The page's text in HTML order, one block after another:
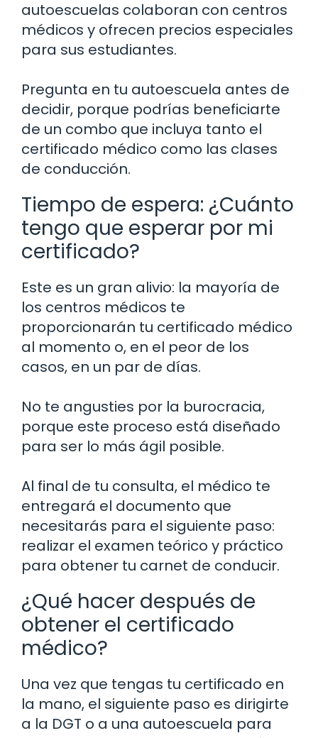
autoescuelas colaboran con centros
médicos y ofrecen precios especiales
para sus estudiantes.
Pregunta en tu autoescuela antes de
decidir, porque podrías beneficiarte
de un combo que incluya tanto el
certificado médico como las clases
de conducción.
Tiempo de espera: ¿Cuánto
tengo que esperar por mi
certificado?
Este es un gran alivio: la mayoría de
los centros médicos te
proporcionarán tu certificado médico
al momento o, en el peor de los
casos, en un par de días.
No te angusties por la burocracia,
porque este proceso está diseñado
para ser lo más ágil posible.
Al final de tu consulta, el médico te
entregará el documento que
necesitarás para el siguiente paso:
realizar el examen teórico y práctico
para obtener tu carnet de conducir.
¿Qué hacer después de
obtener el certificado
médico?
Una vez que tengas tu certificado en
la mano, el siguiente paso es dirigirte
a la DGT o a una autoescuela para